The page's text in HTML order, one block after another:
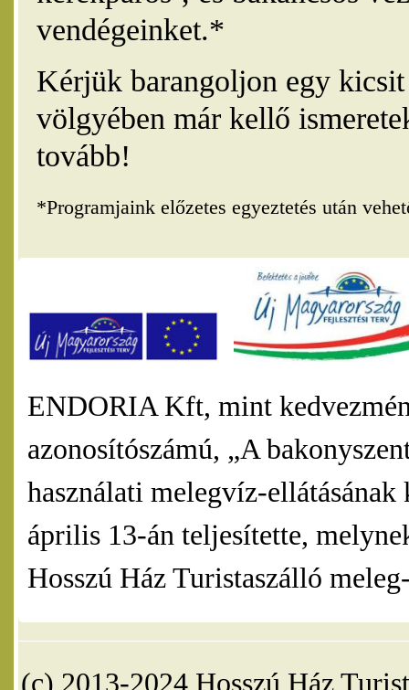
vendégeinket.*
Kérjük barangoljon egy
völgyében már kellő
tovább!
*Programjaink előzetes egyeztetés után
ENDORIA Kft, mint
azonosítószámú, „A
használati melegvíz-
április 13-án teljesítette,
Hosszú Ház Turistaszálló
(c) 2013-2024 Hosszú Ház